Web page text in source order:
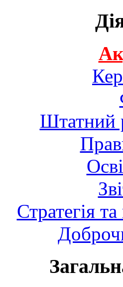
Штатний
Стратегія